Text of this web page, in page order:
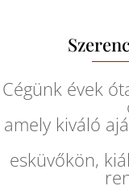
Cégünk évek
amely kiváló
esküvőkön,